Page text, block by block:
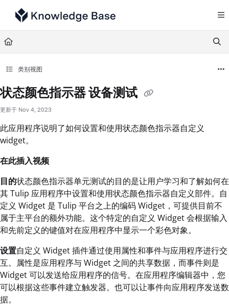
Documentation Index
Fetch the complete documentation index at:
Use this file to discover all available pages before exploring further.
类别视图
状态颜色指示器 设备测试
更新于 Nov 4, 2023
此应用程序说明了如何设置和使用状态颜色指示器自定义
widget。
在此插入视频
目的状态颜色指示器单元测试的目的是让用户学习和了解如何在
其 Tulip 应用程序中设置和使用状态颜色指示器自定义部件。自
定义 Widget 是 Tulip 平台之上的编码 Widget，可提供目前不
属于主平台的额外功能。这个特定的自定义 Widget 会根据输入
和先前定义的键值对在应用程序中显示一个彩色对象。
设置自定义 Widget 插件通过使用属性和事件与应用程序进行交
互。属性是应用程序与 Widget 之间的共享数据，而事件则是
Widget 可以发送给应用程序的信号。在应用程序编辑器中，您
可以根据这些事件建立触发器。也可以让事件向应用程序发送数
据。